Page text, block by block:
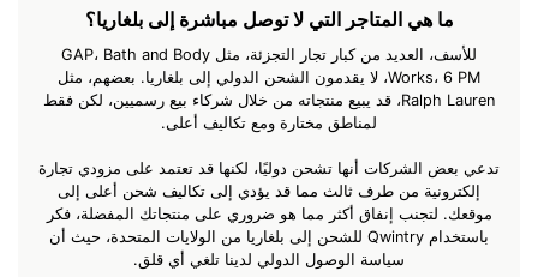
ما هي المتاجر التي لا توصل مباشرة إلى بلغاريا؟
للأسف، العديد من كبار تجار التجزئة، مثل GAP، Bath and Body
Works، 6 PM، لا يقدمون الشحن الدولي إلى بلغاريا. بعضهم، مثل
Ralph Lauren، قد يبيع منتجاته من خلال شركاء بيع رسميين، لكن فقط
لمناطق مختارة ومع تكاليف أعلى.
تدعي بعض الشركات أنها تشحن دوليًا، لكنها قد تعتمد على مزودي تجارة
إلكترونية من طرف ثالث مما قد يؤدي إلى تكاليف شحن أعلى إلى
موقعك. لتجنب إنفاق أكثر مما هو ضروري على منتجاتك المفضلة، فكر
باستخدام Qwintry للشحن إلى بلغاريا من الولايات المتحدة، حيث أن
سياسة الوصول الدولي لدينا تلغي أي قلق.